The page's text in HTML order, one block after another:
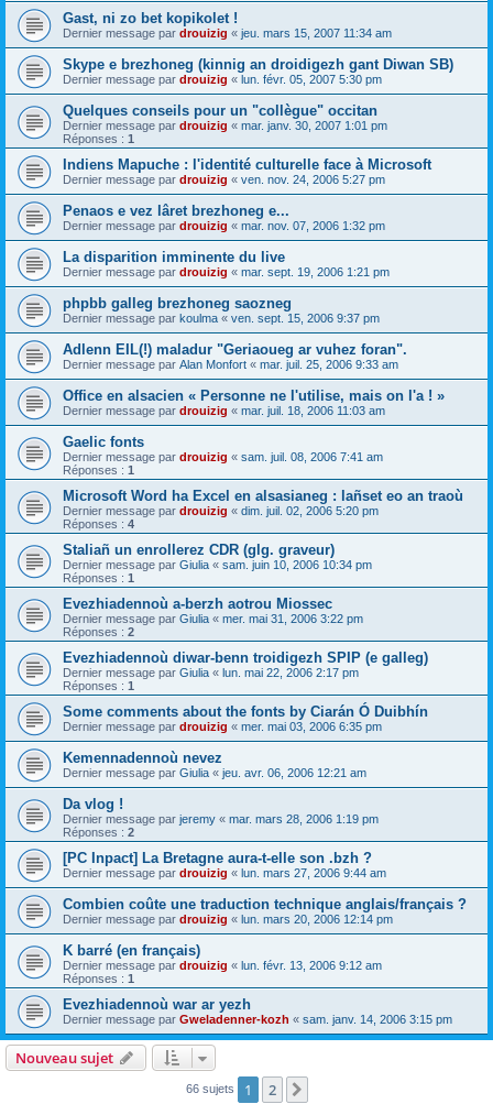
Gast, ni zo bet kopikolet !
Dernier message par drouizig « jeu. mars 15, 2007 11:34 am
Skype e brezhoneg (kinnig an droidigezh gant Diwan SB)
Dernier message par drouizig « lun. févr. 05, 2007 5:30 pm
Quelques conseils pour un "collègue" occitan
Dernier message par drouizig « mar. janv. 30, 2007 1:01 pm
Réponses : 1
Indiens Mapuche : l'identité culturelle face à Microsoft
Dernier message par drouizig « ven. nov. 24, 2006 5:27 pm
Penaos e vez lâret brezhoneg e...
Dernier message par drouizig « mar. nov. 07, 2006 1:32 pm
La disparition imminente du live
Dernier message par drouizig « mar. sept. 19, 2006 1:21 pm
phpbb galleg brezhoneg saozneg
Dernier message par koulma « ven. sept. 15, 2006 9:37 pm
Adlenn EIL(!) maladur "Geriaoueg ar vuhez foran".
Dernier message par Alan Monfort « mar. juil. 25, 2006 9:33 am
Office en alsacien « Personne ne l'utilise, mais on l'a ! »
Dernier message par drouizig « mar. juil. 18, 2006 11:03 am
Gaelic fonts
Dernier message par drouizig « sam. juil. 08, 2006 7:41 am
Réponses : 1
Microsoft Word ha Excel en alsasianeg : lañset eo an traoù
Dernier message par drouizig « dim. juil. 02, 2006 5:20 pm
Réponses : 4
Staliañ un enrollerez CDR (glg. graveur)
Dernier message par Giulia « sam. juin 10, 2006 10:34 pm
Réponses : 1
Evezhiadennoù a-berzh aotrou Miossec
Dernier message par Giulia « mer. mai 31, 2006 3:22 pm
Réponses : 2
Evezhiadennoù diwar-benn troidigezh SPIP (e galleg)
Dernier message par Giulia « lun. mai 22, 2006 2:17 pm
Réponses : 1
Some comments about the fonts by Ciarán Ó Duibhín
Dernier message par drouizig « mer. mai 03, 2006 6:35 pm
Kemennadennoù nevez
Dernier message par Giulia « jeu. avr. 06, 2006 12:21 am
Da vlog !
Dernier message par jeremy « mar. mars 28, 2006 1:19 pm
Réponses : 2
[PC Inpact] La Bretagne aura-t-elle son .bzh ?
Dernier message par drouizig « lun. mars 27, 2006 9:44 am
Combien coûte une traduction technique anglais/français ?
Dernier message par drouizig « lun. mars 20, 2006 12:14 pm
K barré (en français)
Dernier message par drouizig « lun. févr. 13, 2006 9:12 am
Réponses : 1
Evezhiadennoù war ar yezh
Dernier message par Gweladenner-kozh « sam. janv. 14, 2006 3:15 pm
Nouveau sujet
66 sujets 1 2